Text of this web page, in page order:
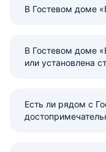
В Гостевом доме
В Гостевом доме
или установлена
Есть ли рядом с